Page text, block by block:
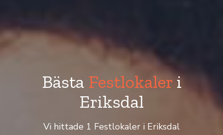
Bästa Festlokaleri
Eriksdal
Vi hittade 1 Festlokaler i Eriksdal